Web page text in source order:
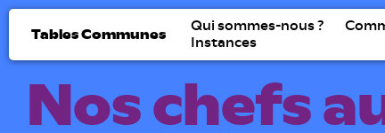
Tables Communes
Qui sommes-nous ?
Instances
Nos chefs